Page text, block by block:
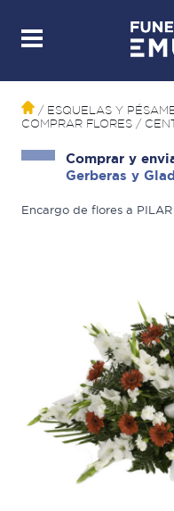
/ ESQUELAS Y
COMPRAR FLORES /
Comprar y
Gerberas y
Encargo de flores a